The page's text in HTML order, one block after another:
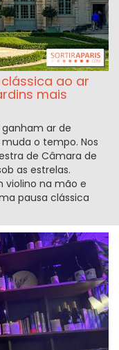
ao ar
mais
ganham ar de
o tempo. Nos
de Câmara de
as estrelas.
violino na mão e
pausa clássica